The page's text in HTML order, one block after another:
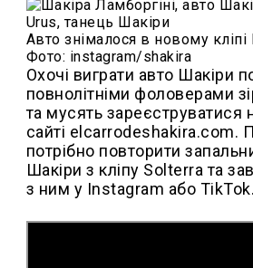
Авто знімалося в новому кліпі
Фото: instagram/shakira
Охочі виграти авто Шакіри
повнолітніми фоловерами
та мусять зареєструватися
сайті elcarrodeshakira.com.
потрібно повторити
Шакіри з кліпу Solterra та
з ним у Instagram або TikTok.